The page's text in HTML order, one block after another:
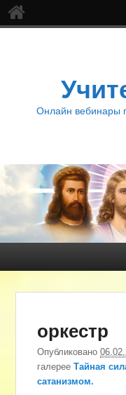
Онлайн вебинары
оркестр
Опубликовано
галерееТайная
сатанизмом.